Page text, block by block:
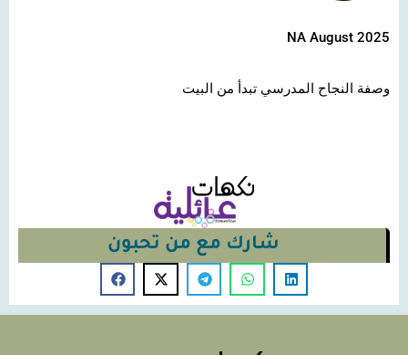
NA August 2025
وصفة النجاح المدرسي تبدأ من البيت
شارك مع من تحبون